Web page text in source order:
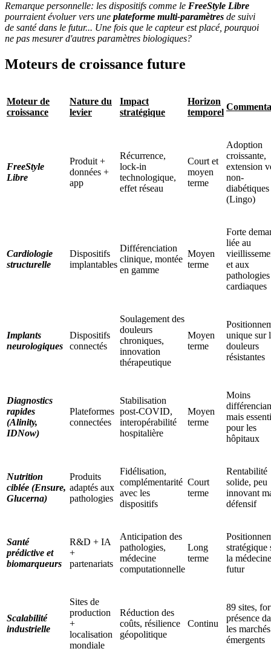
Remarque personnelle: les dispositifs comme le FreeStyle Libre
pourraient évoluer vers une plateforme multi-paramètres de suivi
de santé dans le futur... Une fois que le capteur est placé, pourquoi
ne pas mesurer d'autres paramètres biologiques?
Moteurs de croissance future
Moteur de
croissance
Nature du
levier
Impact
stratégique
Horizon
temporel
FreeStyle
Libre
Produit +
données +
app
Récurrence,
lock-in
technologique,
effet réseau
Court et
moyen
terme
Adoption
croissante,
extension
non-
diabétiques
(Lingo)
Cardiologie
structurelle
Dispositifs
implantables
Différenciation
clinique, montée
en gamme
Moyen
terme
Forte
liée au
et aux
pathologies
cardiaques
Implants
neurologiques
Dispositifs
connectés
Soulagement des
douleurs
chroniques,
innovation
thérapeutique
Moyen
terme
unique sur
douleurs
résistantes
Diagnostics
rapides
(Alinity,
IDNow)
Plateformes
connectées
Stabilisation
post-COVID,
interopérabilité
hospitalière
Moyen
terme
Moins
mais
pour les
hôpitaux
Nutrition
ciblée (Ensure,
Glucerna)
Produits
adaptés aux
pathologies
Fidélisation,
complémentarité
avec les
dispositifs
Court
terme
Rentabilité
solide, peu
innovant
défensif
Santé
prédictive et
biomarqueurs
R&D + IA
+
partenariats
Anticipation des
pathologies,
médecine
computationnelle
Long
terme
stratégique
la
futur
Scalabilité
industrielle
Sites de
production
+
localisation
mondiale
Réduction des
coûts, résilience
géopolitique
Continu
89 sites,
présence
les marchés
émergents